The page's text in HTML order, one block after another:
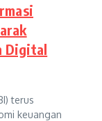
Digital
terus
keuangan